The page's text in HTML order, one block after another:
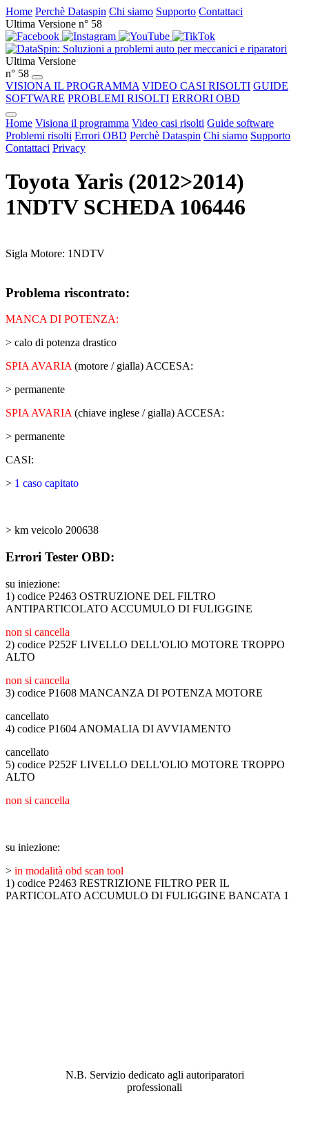
Home Perchè Dataspin Chi siamo Supporto Contattaci
Ultima Versione n° 58
Ultima Versione
n° 58
VISIONA IL PROGRAMMA VIDEO CASI RISOLTI GUIDE
SOFTWARE PROBLEMI RISOLTI ERRORI OBD
Home Visiona il programma Video casi risolti Guide software
Problemi risolti Errori OBD Perchè Dataspin Chi siamo Supporto
Contattaci Privacy
Toyota Yaris (2012>2014)
1NDTV SCHEDA 106446
Sigla Motore: 1NDTV
Problema riscontrato:
MANCA DI POTENZA:
> calo di potenza drastico
SPIA AVARIA (motore / gialla) ACCESA:
> permanente
SPIA AVARIA (chiave inglese / gialla) ACCESA:
> permanente
CASI:
> 1 caso capitato
> km veicolo 200638
Errori Tester OBD:
su iniezione:
1) codice P2463 OSTRUZIONE DEL FILTRO
ANTIPARTICOLATO ACCUMULO DI FULIGGINE
non si cancella
2) codice P252F LIVELLO DELL'OLIO MOTORE TROPPO
ALTO
non si cancella
3) codice P1608 MANCANZA DI POTENZA MOTORE
cancellato
4) codice P1604 ANOMALIA DI AVVIAMENTO
cancellato
5) codice P252F LIVELLO DELL'OLIO MOTORE TROPPO
ALTO
non si cancella
su iniezione:
> in modalità obd scan tool
1) codice P2463 RESTRIZIONE FILTRO PER IL
PARTICOLATO ACCUMULO DI FULIGGINE BANCATA 1
N.B. Servizio dedicato agli autoriparatori
professionali